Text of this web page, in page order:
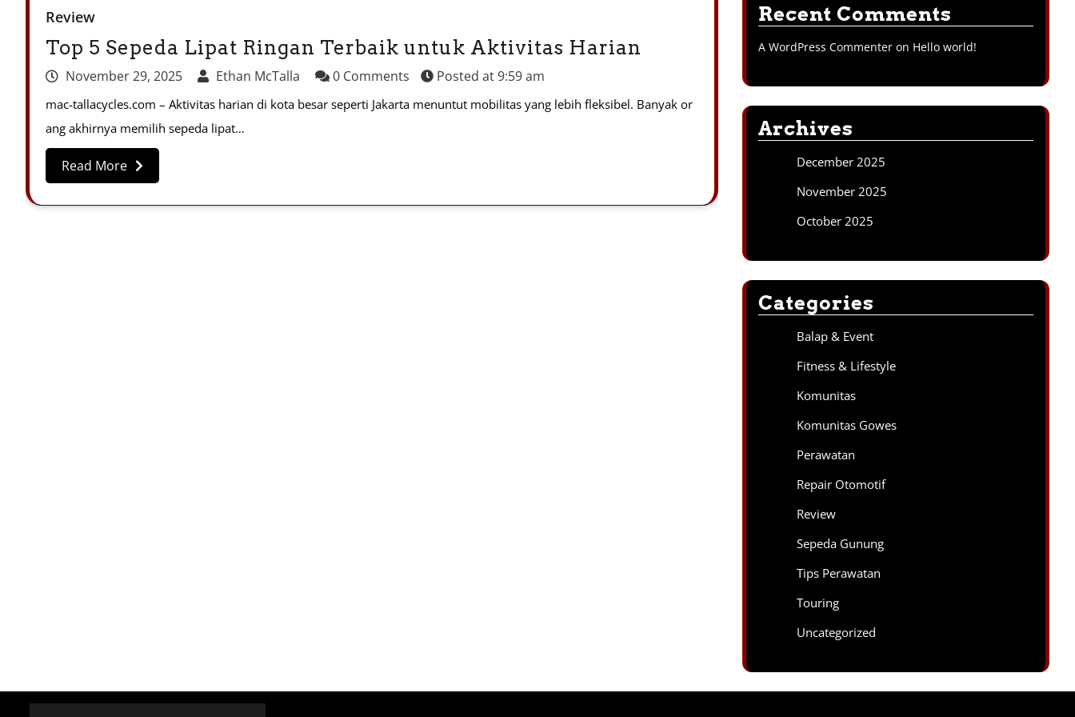
Review
Top 5 Sepeda Lipat Ringan Terbaik untuk Aktivitas Harian
November 29, 2025 Ethan McTalla 0 Comments Posted at9:59 am
mac-tallacycles.com – Aktivitas harian di kota besar seperti Jakarta menuntut mobilitas yang lebih fleksibel. Banyak or
ang akhirnya memilih sepeda lipat…
Read More
Recent Comments
A WordPress Commenter on Hello world!
Archives
December 2025
November 2025
October 2025
Categories
Balap & Event
Fitness & Lifestyle
Komunitas
Komunitas Gowes
Perawatan
Repair Otomotif
Review
Sepeda Gunung
Tips Perawatan
Touring
Uncategorized